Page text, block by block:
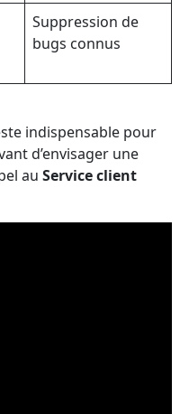
Suppression de
bugs connus
indispensable pour
d’envisager une
au Service client